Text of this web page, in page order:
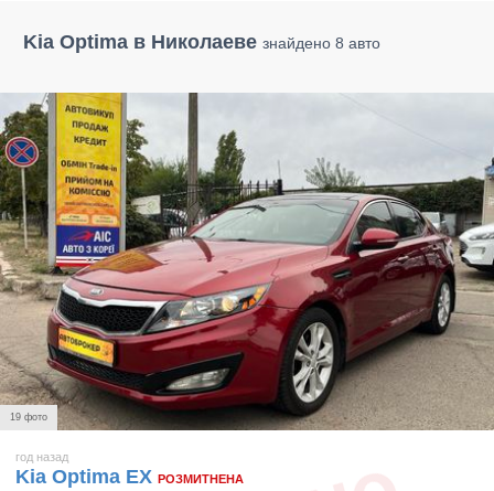
Kia Optima в Николаеве знайдено 8 авто
19 фото
год назад
Kia Optima EX РОЗМИТНЕНА